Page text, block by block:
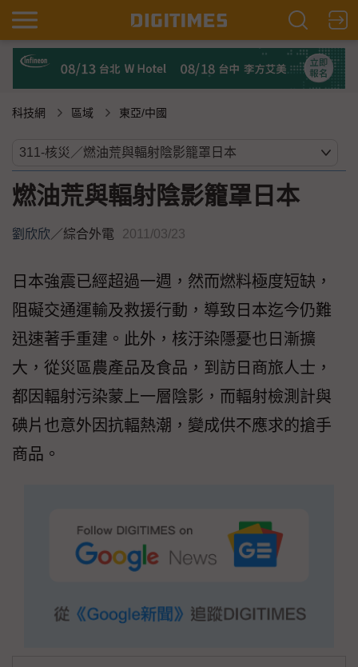
科技網 區域 東亞/中國
燃油荒與輻射陰影籠罩日本
劉欣欣／綜合外電 2011/03/23
日本強震已經超過一週，然而燃料極度短缺，
阻礙交通運輸及救援行動，導致日本迄今仍難
迅速著手重建。此外，核汙染隱憂也日漸擴
大，從災區農產品及食品，到訪日商旅人士，
都因輻射污染蒙上一層陰影，而輻射檢測計與
碘片也意外因抗輻熱潮，變成供不應求的搶手
商品。